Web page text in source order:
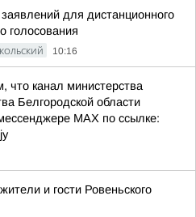
для дистанционного
голосования
10:16
что канал министерства
Белгородской области
МАХ по ссылке:
и гости Ровеньского